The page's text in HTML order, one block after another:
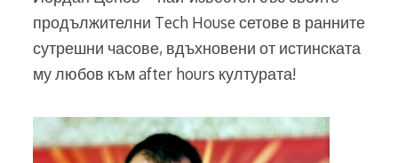
продължителни Tech House сетове в ранните
сутрешни часове, вдъхновени от истинската
му любов към after hours културата!